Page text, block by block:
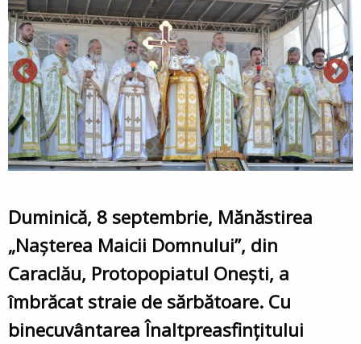
Duminică, 8 septembrie, Mănăstirea
„Nașterea Maicii Domnului”, din
Caraclău, Protopopiatul Onești, a
îmbrăcat straie de sărbătoare. Cu
binecuvântarea Înaltpreasfințitului